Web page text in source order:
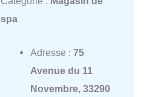
spa
Adresse : 75
Avenue du 11
Novembre, 33290